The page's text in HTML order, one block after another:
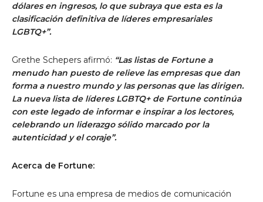
dólaresen ingresos, lo que subraya que esta es la
clasificación definitiva de líderes empresariales
LGBTQ+”.
Grethe Schepers afirmó: “Las listas de Fortune a
menudo han puesto de relieve las empresas que dan
forma a nuestro mundo y las personas que las dirigen.
La nueva lista de líderes LGBTQ+ de Fortune continúa
con este legado de informar e inspirar a los lectores,
celebrando un liderazgo sólido marcado por la
autenticidad y el coraje”.
Acerca de Fortune:
Fortune es una empresa de medios de comunicación